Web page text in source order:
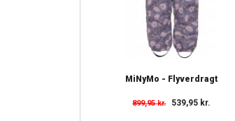
MiNyMo - Flyverdragt
899,95 kr. 539,95 kr.